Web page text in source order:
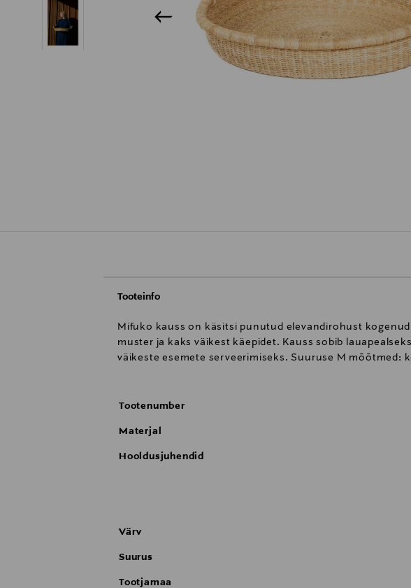
Tooteinfo
Mifuko kauss on käsitsi punutud elevandirohust
muster ja kaks väikest käepidet. Kauss sobib
väikeste esemete serveerimiseks. Suuruse M mõõtmed:
Tootenumber
Materjal
Hooldusjuhendid
Värv
Suurus
Tootjamaa